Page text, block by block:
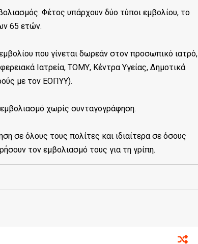
Φέτος υπάρχουν δύο τύποι εμβολίου, το
65 ετών.
που γίνεται δωρεάν στον προσωπικό ιατρό,
Ιατρεία, ΤΟΜΥ, Κέντρα Υγείας, Δημοτικά
με τον ΕΟΠΥΥ).
χωρίς συνταγογράφηση.
σε όλους τους πολίτες και ιδιαίτερα σε όσους
τον εμβολιασμό τους για τη γρίπη.